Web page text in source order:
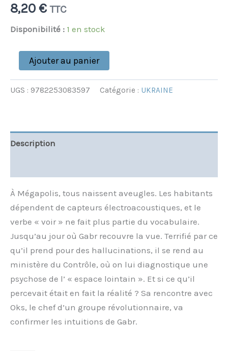
8,20 € TTC
Disponibilité : 1 en stock
Ajouter au panier
UGS : 9782253083597 Catégorie : UKRAINE
Description
À Mégapolis, tous naissent aveugles. Les habitants
dépendent de capteurs électroacoustiques, et le
verbe « voir » ne fait plus partie du vocabulaire.
Jusqu’au jour où Gabr recouvre la vue. Terrifié par ce
qu’il prend pour des hallucinations, il se rend au
ministère du Contrôle, où on lui diagnostique une
psychose de l’ « espace lointain ». Et si ce qu’il
percevait était en fait la réalité ? Sa rencontre avec
Oks, le chef d’un groupe révolutionnaire, va
confirmer les intuitions de Gabr.